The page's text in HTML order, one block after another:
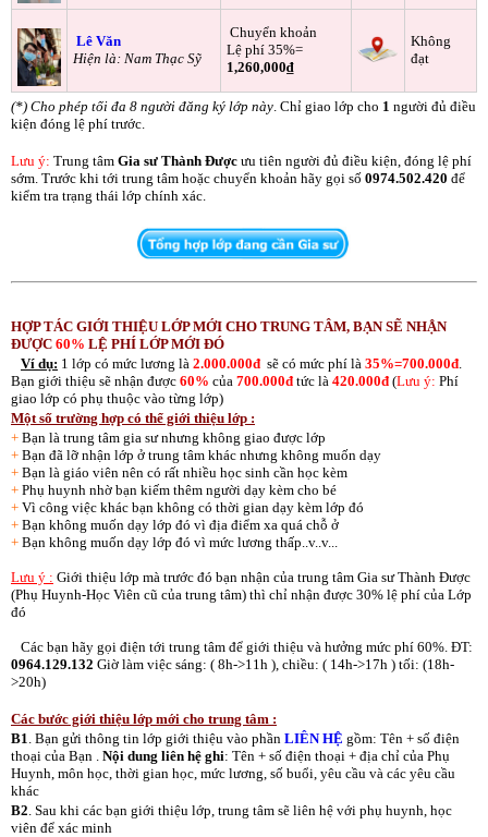
Lê Văn
Hiện là: Nam Thạc Sỹ
Chuyển khoản
Lệ phí 35%=
1,260,000₫
Không
đạt
(*) Cho phép tối đa 8 người đăng ký lớp này. Chỉ giao lớp cho 1 người đủ điều
kiện đóng lệ phí trước.
Lưu ý: Trung tâm Gia sư Thành Được ưu tiên người đủ điều kiện, đóng lệ phí
sớm. Trước khi tới trung tâm hoặc chuyển khoản hãy gọi số 0974.502.420 để
kiểm tra trạng thái lớp chính xác.
HỢP TÁC GIỚI THIỆU LỚP MỚI CHO TRUNG TÂM, BẠN SẼ NHẬN
ĐƯỢC 60% LỆ PHÍ LỚP MỚI ĐÓ
Ví dụ: 1 lớp có mức lương là 2.000.000đ sẽ có mức phí là 35%=700.000đ.
Bạn giới thiệu sẽ nhận được 60% của 700.000đ tức là 420.000đ (Lưu ý: Phí
giao lớp có phụ thuộc vào từng lớp)
Một số trường hợp có thể giới thiệu lớp :
+ Bạn là trung tâm gia sư nhưng không giao được lớp
+ Bạn đã lỡ nhận lớp ở trung tâm khác nhưng không muốn dạy
+ Bạn là giáo viên nên có rất nhiều học sinh cần học kèm
+ Phụ huynh nhờ bạn kiếm thêm người dạy kèm cho bé
+ Vì công việc khác bạn không có thời gian dạy kèm lớp đó
+ Bạn không muốn dạy lớp đó vì địa điểm xa quá chỗ ở
+ Bạn không muốn dạy lớp đó vì mức lương thấp..v..v...
Lưu ý : Giới thiệu lớp mà trước đó bạn nhận của trung tâm Gia sư Thành Được
(Phụ Huynh-Học Viên cũ của trung tâm) thì chỉ nhận được 30% lệ phí của Lớp
đó
Các bạn hãy gọi điện tới trung tâm để giới thiệu và hưởng mức phí 60%. ĐT:
0964.129.132 Giờ làm việc sáng: ( 8h->11h ), chiều: ( 14h->17h ) tối: (18h-
>20h)
Các bước giới thiệu lớp mới cho trung tâm :
B1. Bạn gửi thông tin lớp giới thiệu vào phần LIÊN HỆ gồm: Tên + số điện
thoại của Bạn . Nội dung liên hệ ghi: Tên + số điện thoại + địa chỉ của Phụ
Huynh, môn học, thời gian học, mức lương, số buổi, yêu cầu và các yêu cầu
khác
B2. Sau khi các bạn giới thiệu lớp, trung tâm sẽ liên hệ với phụ huynh, học
viên để xác minh